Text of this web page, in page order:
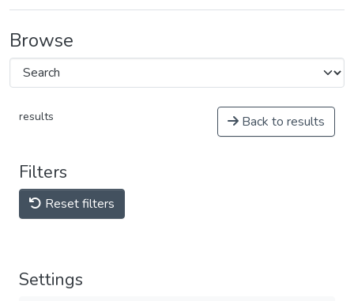
Browse
results Back to results
Filters
Reset filters
Settings